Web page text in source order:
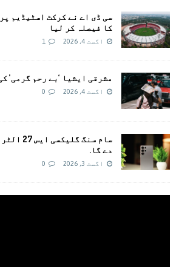
سی ڈی اے نے کرکٹ اسٹیڈیم
کا فیصلہ کر لیا
اگست 4, 2026 1
مشرقی ایشیا ‘بے رحم گرمی’
اگست 4, 2026 0
سام سنگ
دے گا.
اگست 3, 2026 0